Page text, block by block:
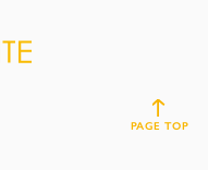
PAGE TOP